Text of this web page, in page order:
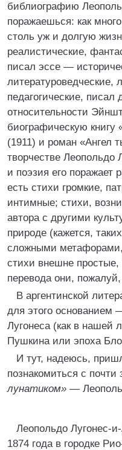
библиографию
поражаешься: как
столь уж и долгую
реалистические,
писал эссе —
литературоведческие,
педагогические, писал
относительности
биографическую книгу
(1911) и роман «Ангел
творчестве
и поэзия его поражает
есть стихи громкие,
интимные; стихи,
автора с другими
природе (кажется,
сложными
стихи внешне
перевода они,
В аргентинской
для этого основанием
Лугонеса (как в нашей
Пушкина или эпоха
И тут, надеюсь,
познакомиться с
лунатиком» —
Леопольдо Лугонес-
1874 года в городке